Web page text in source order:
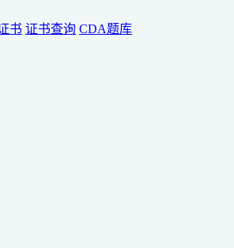
书 证书查询 CDA题库